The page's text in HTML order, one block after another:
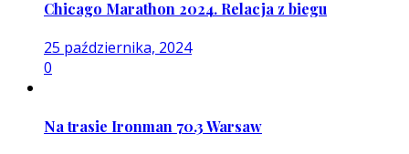
Chicago Marathon 2024. Relacja z biegu
25 października, 2024
0
Na trasie Ironman 70.3 Warsaw